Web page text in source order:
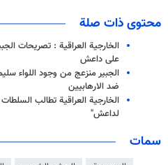
محتوى ذات صلة
الخارجية العراقية : تصريحات
على داعش
الجبير منزعج من وجود اللواء
ضد الارهابيين
الخارجية العراقية تطالب
لداعش"
سمات